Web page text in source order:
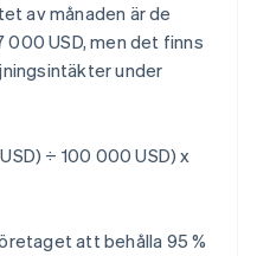
av månaden är de
USD, men det finns
under
÷ 100 000 USD) x
att behålla 95 %